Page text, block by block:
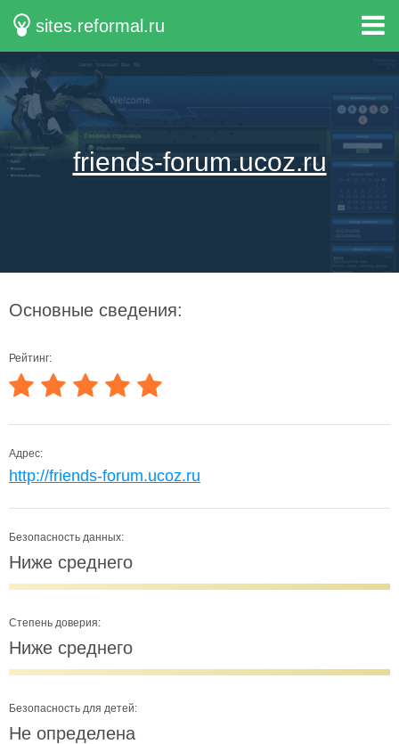
sites.reformal.ru
friends-forum.ucoz.ru
Основные сведения:
Рейтинг:
Адрес:
http://friends-forum.ucoz.ru
Безопасность данных:
Ниже среднего
Степень доверия:
Ниже среднего
Безопасность для детей:
Не определена